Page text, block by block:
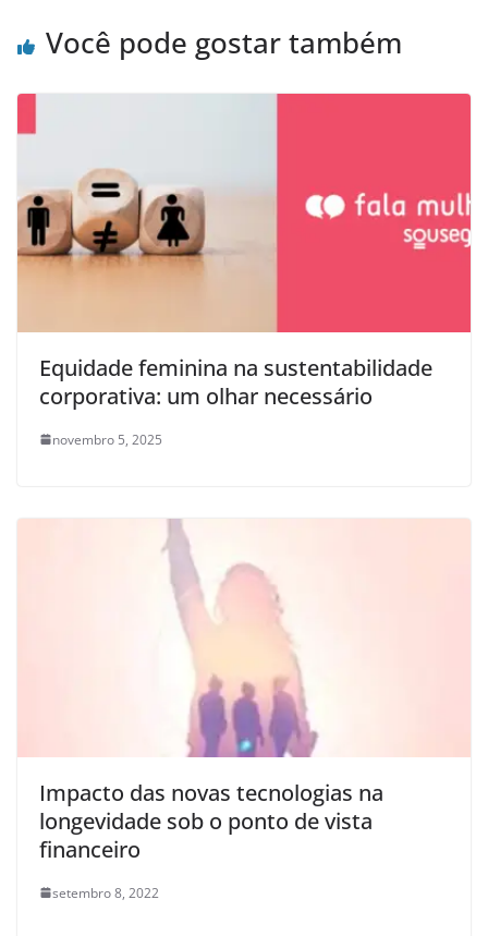
Você pode gostar também
Equidade feminina na sustentabilidade
corporativa: um olhar necessário
novembro 5, 2025
Impacto das novas tecnologias na
longevidade sob o ponto de vista
financeiro
setembro 8, 2022